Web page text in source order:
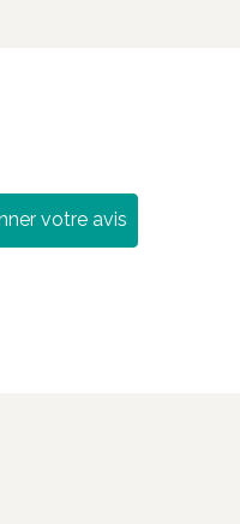
votre avis